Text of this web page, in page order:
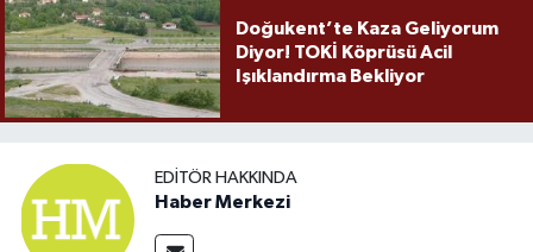
Doğukent’te Kaza Geliyorum
Diyor! TOKİ Köprüsü Acil
Işıklandırma Bekliyor
EDITÖR HAKKINDA
Haber Merkezi